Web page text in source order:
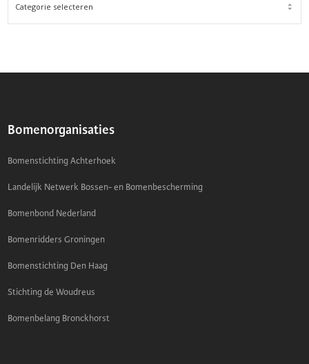
FILTER
ONDERWERP
Bomenorganisaties
Bomenstichting Achterhoek
Landelijk Netwerk Bossen- en Bomenbescherming
Bomenbond Nederland
Bomenridders Groningen
Bomenstichting Den Haag
Stichting de Woudreus
Bomenbelang Bronckhorst